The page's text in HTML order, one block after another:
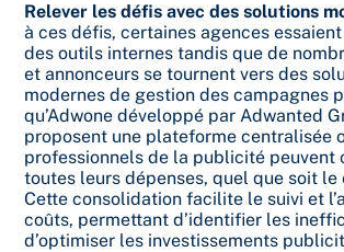
Relever les défis avec des solutions
à ces défis, certaines agences
des outils internes tandis que de
et annonceurs se tournent vers des
modernes de gestion des campagnes
qu’Adwone développé par Adwanted
proposent une plateforme centralisée
professionnels de la publicité peuvent
toutes leurs dépenses, quel que soit le
Cette consolidation facilite le suivi et
coûts, permettant d’identifier les
d’optimiser les investissements